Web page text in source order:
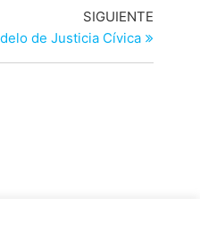
SIGUIENTE
de Justicia Cívica